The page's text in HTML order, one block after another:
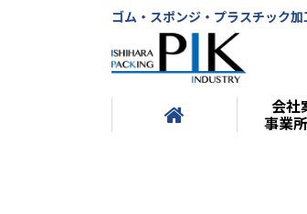
ゴム・スポンジ・プラスチック
会社
事業